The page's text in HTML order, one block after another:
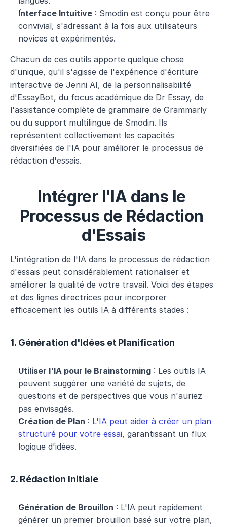
Interface Intuitive : Smodin est conçu pour être
convivial, s'adressant à la fois aux utilisateurs
novices et expérimentés.
Chacun de ces outils apporte quelque chose
d'unique, qu'il s'agisse de l'expérience d'écriture
interactive de Jenni AI, de la personnalisabilité
d'EssayBot, du focus académique de Dr Essay, de
l'assistance complète de grammaire de Grammarly
ou du support multilingue de Smodin. Ils
représentent collectivement les capacités
diversifiées de l'IA pour améliorer le processus de
rédaction d'essais.
Intégrer l'IA dans le
Processus de Rédaction
d'Essais
L'intégration de l'IA dans le processus de rédaction
d'essais peut considérablement rationaliser et
améliorer la qualité de votre travail. Voici des étapes
et des lignes directrices pour incorporer
efficacement les outils IA à différents stades :
1. Génération d'Idées et Planification
Utiliser l'IA pour le Brainstorming : Les outils IA
peuvent suggérer une variété de sujets, de
questions et de perspectives que vous n'auriez
pas envisagés.
Création de Plan : L'IA peut aider à créer un plan
structuré pour votre essai, garantissant un flux
logique d'idées.
2. Rédaction Initiale
Génération de Brouillon : L'IA peut rapidement
générer un premier brouillon basé sur votre plan,